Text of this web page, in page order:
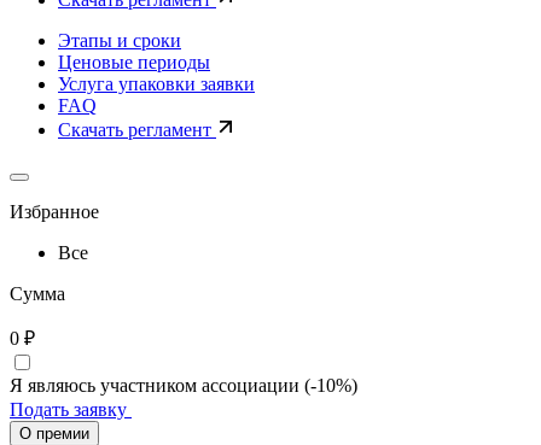
Этапы и сроки
Ценовые периоды
Услуга упаковки заявки
FAQ
Скачать регламент
Избранное
Все
Сумма
0 ₽
Я являюсь участником ассоциации (-10%)
Подать заявку
О премии